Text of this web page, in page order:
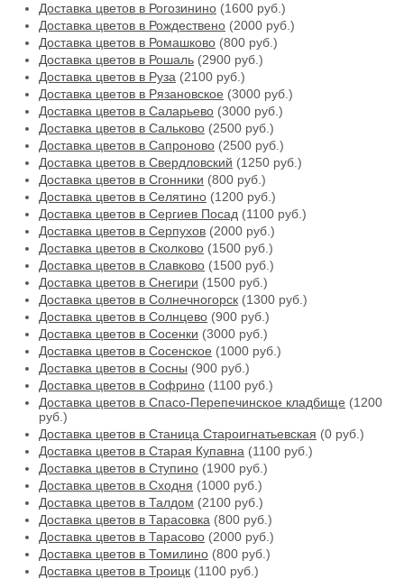
Доставка цветов в Рогозинино (1600 руб.)
Доставка цветов в Рождествено (2000 руб.)
Доставка цветов в Ромашково (800 руб.)
Доставка цветов в Рошаль (2900 руб.)
Доставка цветов в Руза (2100 руб.)
Доставка цветов в Рязановское (3000 руб.)
Доставка цветов в Саларьево (3000 руб.)
Доставка цветов в Сальково (2500 руб.)
Доставка цветов в Сапроново (2500 руб.)
Доставка цветов в Свердловский (1250 руб.)
Доставка цветов в Сгонники (800 руб.)
Доставка цветов в Селятино (1200 руб.)
Доставка цветов в Сергиев Посад (1100 руб.)
Доставка цветов в Серпухов (2000 руб.)
Доставка цветов в Сколково (1500 руб.)
Доставка цветов в Славково (1500 руб.)
Доставка цветов в Снегири (1500 руб.)
Доставка цветов в Солнечногорск (1300 руб.)
Доставка цветов в Солнцево (900 руб.)
Доставка цветов в Сосенки (3000 руб.)
Доставка цветов в Сосенское (1000 руб.)
Доставка цветов в Сосны (900 руб.)
Доставка цветов в Софрино (1100 руб.)
Доставка цветов в Спасо-Перепечинское кладбище (1200
руб.)
Доставка цветов в Станица Староигнатьевская (0 руб.)
Доставка цветов в Старая Купавна (1100 руб.)
Доставка цветов в Ступино (1900 руб.)
Доставка цветов в Сходня (1000 руб.)
Доставка цветов в Талдом (2100 руб.)
Доставка цветов в Тарасовка (800 руб.)
Доставка цветов в Тарасово (2000 руб.)
Доставка цветов в Томилино (800 руб.)
Доставка цветов в Троицк (1100 руб.)